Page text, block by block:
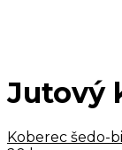
Jutový
Koberec šedo-